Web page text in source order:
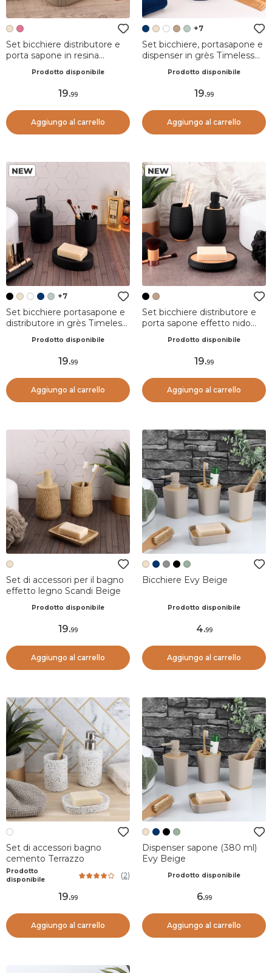
Set bicchiere distributore e
porta sapone in resina
Prodotto disponibile
19.99
Aggiungo al carrello
+7
Set bicchiere, portasapone e
dispenser in grès Timeless
Prodotto disponibile
19.99
Aggiungo al carrello
+7
Set bicchiere portasapone e
distributore in grès Timeless
Prodotto disponibile
19.99
Aggiungo al carrello
Set bicchiere distributore e
porta sapone effetto nido
Prodotto disponibile
19.99
Aggiungo al carrello
Set di accessori per il bagno
effetto legno Scandi Beige
Prodotto disponibile
19.99
Aggiungo al carrello
Bicchiere Evy Beige
Prodotto disponibile
4.99
Aggiungo al carrello
Set di accessori bagno
cemento Terrazzo
Prodotto
disponibile
(2)
19.99
Aggiungo al carrello
Dispenser sapone (380 ml)
Evy Beige
Prodotto disponibile
6.99
Aggiungo al carrello